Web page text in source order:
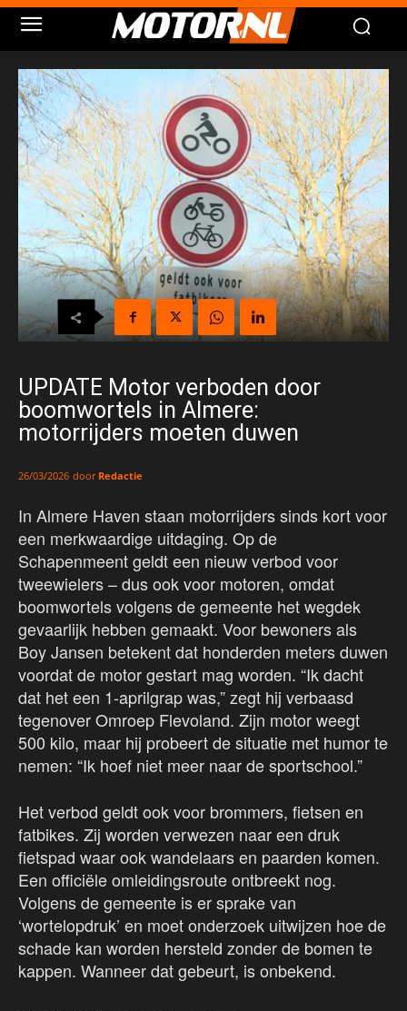
UPDATE Motor verboden door
boomwortels in Almere:
motorrijders moeten duwen
26/03/2026 door Redactie
In Almere Haven staan motorrijders sinds kort voor
een merkwaardige uitdaging. Op de
Schapenmeent geldt een nieuw verbod voor
tweewielers – dus ook voor motoren, omdat
boomwortels volgens de gemeente het wegdek
gevaarlijk hebben gemaakt. Voor bewoners als
Boy Jansen betekent dat honderden meters duwen
voordat de motor gestart mag worden. “Ik dacht
dat het een 1-aprilgrap was,” zegt hij verbaasd
tegenover Omroep Flevoland. Zijn motor weegt
500 kilo, maar hij probeert de situatie met humor te
nemen: “Ik hoef niet meer naar de sportschool.”
Het verbod geldt ook voor brommers, fietsen en
fatbikes. Zij worden verwezen naar een druk
fietspad waar ook wandelaars en paarden komen.
Een officiële omleidingsroute ontbreekt nog.
Volgens de gemeente is er sprake van
‘wortelopdruk’ en moet onderzoek uitwijzen hoe de
schade kan worden hersteld zonder de bomen te
kappen. Wanneer dat gebeurt, is onbekend.